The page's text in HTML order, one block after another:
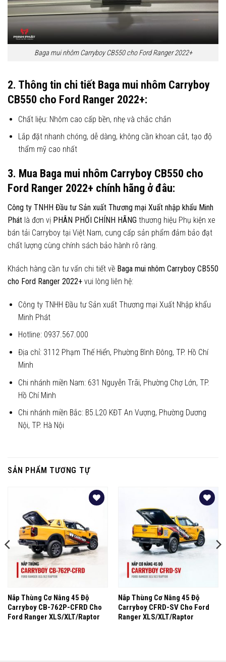
Baga mui nhôm Carryboy CB550 cho Ford Ranger 2022+
2. Thông tin chi tiết Baga mui nhôm Carryboy
CB550 cho Ford Ranger 2022+:
Chất liệu: Nhôm cao cấp bền, nhẹ và chắc chắn
Lắp đặt nhanh chóng, dễ dàng, không cần khoan cắt, tạo độ
thẩm mỹ cao nhất
3. Mua Baga mui nhôm Carryboy CB550 cho
Ford Ranger 2022+ chính hãng ở đâu:
Công ty TNHH Đầu tư Sản xuất Thương mại Xuất nhập khẩu Minh
Phát là đơn vị PHÂN PHỐI CHÍNH HÃNG thương hiệu Phụ kiện xe
bán tải Carryboy tại Việt Nam, cung cấp sản phẩm đảm bảo đạt
chất lượng cùng chính sách bảo hành rõ ràng.
Khách hàng cần tư vấn chi tiết về Baga mui nhôm Carryboy CB550
cho Ford Ranger 2022+ vui lòng liên hệ:
Công ty TNHH Đầu tư Sản xuất Thương mại Xuất Nhập khẩu
Minh Phát
Hotline: 0937.567.000
Địa chỉ: 3112 Phạm Thế Hiển, Phường Bình Đông, TP. Hồ Chí
Minh
Chi nhánh miền Nam: 631 Nguyễn Trãi, Phường Chợ Lớn, TP.
Hồ Chí Minh
Chi nhánh miền Bắc: B5.L20 KĐT An Vượng, Phường Dương
Nội, TP. Hà Nội
SẢN PHẨM TƯƠNG TỰ
Nắp Thùng Cơ Nâng 45 Độ
Carryboy CB-762P-CFRD Cho
Ford Ranger XLS/XLT/Raptor
Nắp Thùng Cơ Nâng 45 Độ
Carryboy CFRD-SV Cho Ford
Ranger XLS/XLT/Raptor